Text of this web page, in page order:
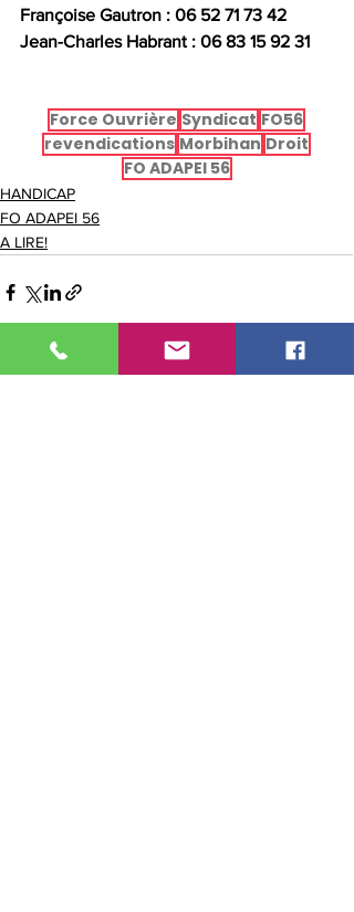
Françoise Gautron : 06 52 71 73 42
Jean-Charles Habrant : 06 83 15 92 31
Force Ouvrière Syndicat FO56
revendications Morbihan Droit
FO ADAPEI 56
HANDICAP
FO ADAPEI 56
A LIRE!
Posts récents Voir tout